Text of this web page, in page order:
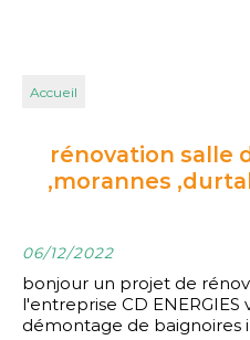
Accueil
rénovation salle
,morannes
06/12/2022
bonjour un projet de
l'entreprise CD
démontage de baignoires